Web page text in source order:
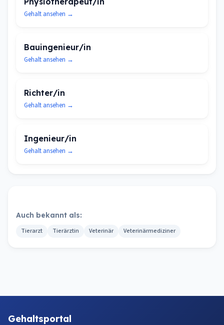
Gehalt ansehen →
Bauingenieur/in
Gehalt ansehen →
Richter/in
Gehalt ansehen →
Ingenieur/in
Gehalt ansehen →
Auch bekannt als:
Tierarzt Tierärztin Veterinär Veterinärmediziner
Gehaltsportal